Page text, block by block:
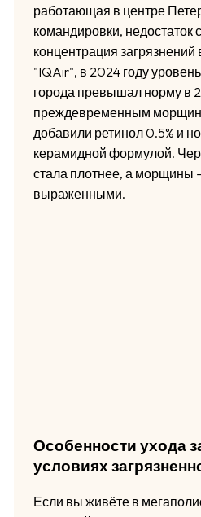
работающая в центре
командировки, недостаток
концентрация
"IQAir", в 2024 году
города превышал норму в
преждевременным
добавили ретинол 0.5% и
керамидной формулой.
стала плотнее, а морщины
выраженными.
Особенности ухода
условиях
Если вы живёте в